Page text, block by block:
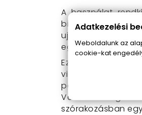
A használat
billentyűzetet.
ujjad, ahogy egy
egérvezérlést
Ez az
vidd magaddal
parkban, mindig
Vásárold meg
szórakozásban
Adatkezelési
Weboldalunk az
cookie-kat